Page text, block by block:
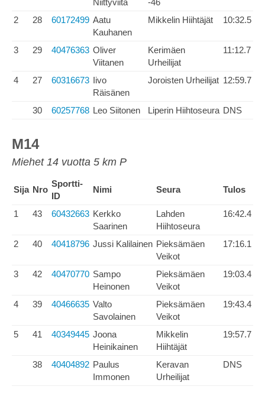
Niittyviita
-46
2 28 60172499 Aatu
Kauhanen
Mikkelin Hiihtäjät 10:32.5
3 29 40476363 Oliver
Viitanen
Kerimäen
Urheilijat
11:12.7
4 27 60316673 Iivo
Räisänen
Joroisten Urheilijat 12:59.7
30 60257768 Leo Siitonen Liperin Hiihtoseura DNS
M14
Miehet 14 vuotta 5 km P
Sija Nro
Sportti-
ID
Nimi Seura Tulos
1 43 60432663 Kerkko
Saarinen
Lahden
Hiihtoseura
16:42.4
2 40 40418796 Jussi Kalilainen Pieksämäen
Veikot
17:16.1
3 42 40470770 Sampo
Heinonen
Pieksämäen
Veikot
19:03.4
4 39 40466635 Valto
Savolainen
Pieksämäen
Veikot
19:43.4
5 41 40349445 Joona
Heinikainen
Mikkelin
Hiihtäjät
19:57.7
38 40404892 Paulus
Immonen
Keravan
Urheilijat
DNS